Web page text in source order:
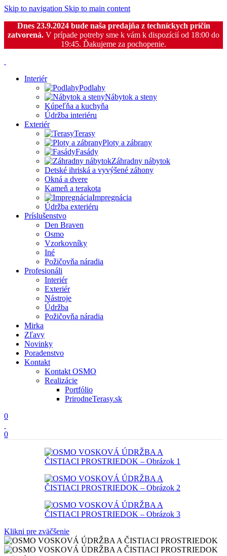
Skip to navigation Skip to main content
Dnes 23.9.2024 bude naša predajňa z techníckych príčin
zatvorená. V prípade potreby sme k vám k dispozícií od 18:00 do
19:45. Ďakujeme za pochopenie.
Interiér
Podlahy
Nábytok a steny
Kúpeľňa a kuchyňa
Údržba interiéru
Exteriér
Terasy
Ploty a zábrany
Fasády
Záhradny nábytok
Detské ihriská a vyvýšené záhony
Okná a dvere
Kameň a terakota
Impregnácia
Údržba exteriéru
Príslušenstvo
Den Braven
Osmo
Vzorkovníky
Iné
Požičovňa náradia
Profesionáli
Interiér
Exteriér
Nástroje
Údržba
Požičovňa náradia
Mirka
Zľavy
Novinky
Poradenstvo
Kontakt
Kontakt OSMO
Realizácie
Portfólio
PrirodneTerasy.sk
0
0
Klikni pre zväčšenie